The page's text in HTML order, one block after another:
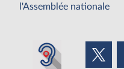
l'Assemblée nationale